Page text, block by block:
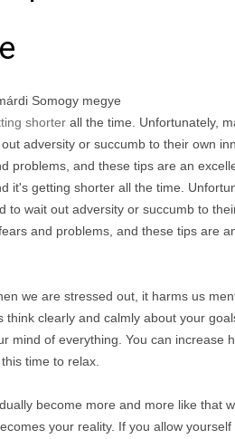
Somogy megye
shorter all the time. Unfortunately,
adversity or succumb to their own
problems, and these tips are an
it's getting shorter all the time.
to wait out adversity or succumb to
and problems, and these tips are
we are stressed out, it harms us
clearly and calmly about your
mind of everything. You can increase
time to relax.
become more and more like that
your reality. If you allow